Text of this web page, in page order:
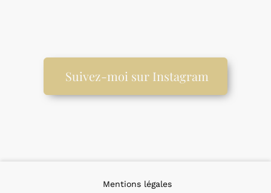
Suivez-moi sur Instagram
Mentions légales